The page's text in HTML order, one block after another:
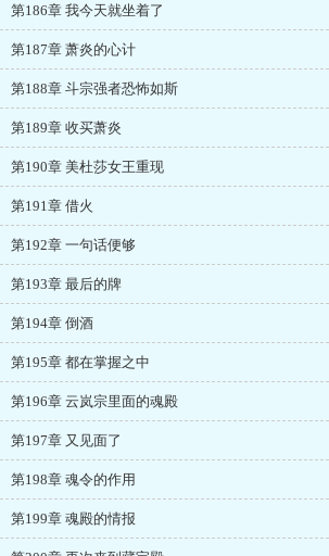
第186章 我今天就坐着了
第187章 萧炎的心计
第188章 斗宗强者恐怖如斯
第189章 收买萧炎
第190章 美杜莎女王重现
第191章 借火
第192章 一句话便够
第193章 最后的牌
第194章 倒酒
第195章 都在掌握之中
第196章 云岚宗里面的魂殿
第197章 又见面了
第198章 魂令的作用
第199章 魂殿的情报